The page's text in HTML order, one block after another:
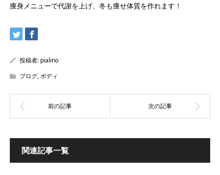
痩身メニューで代謝を上げ、冬も痩せ体質を作れます！
投稿者: pialino
ブログ,ボディ
関連記事一覧